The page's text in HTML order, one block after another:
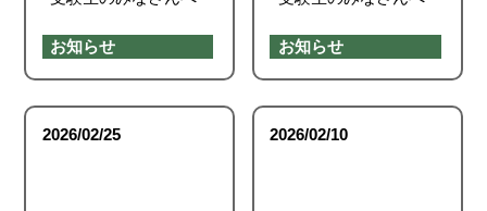
お知らせ お知らせ
2026/02/25 2026/02/10